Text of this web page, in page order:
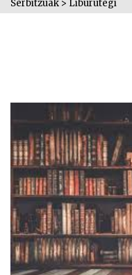
Serbitzuak > Liburutegi